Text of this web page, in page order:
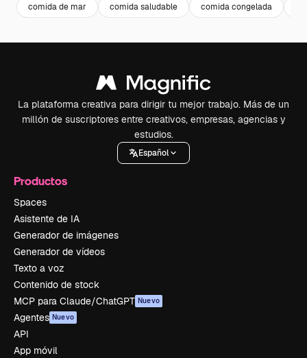
comida de mar comida saludable comida congelada
La plataforma creativa para dirigir tu mejor trabajo. Más de un
millón de suscriptores entre creativos, empresas, agencias y
estudios.
Español
Productos
Spaces
Asistente de IA
Generador de imágenes
Generador de vídeos
Texto a voz
Contenido de stock
MCP para Claude/ChatGPT Nuevo
Agentes Nuevo
API
App móvil